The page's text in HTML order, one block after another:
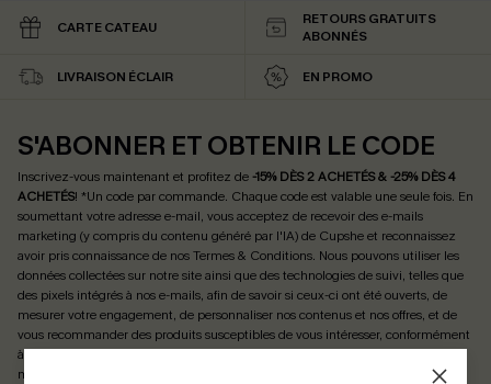
CARTE CATEAU
RETOURS GRATUITS
ABONNÉS
LIVRAISON ÉCLAIR EN PROMO
S'ABONNER ET OBTENIR LE CODE
Inscrivez-vous maintenant et profitez de-15% DÈS 2 ACHETÉS & -25% DÈS 4
ACHETÉS! *Un code par commande. Chaque code est valable une seule fois. En
soumettant votre adresse e-mail, vous acceptez de recevoir des e-mails
marketing (y compris du contenu généré par l'IA) de Cupshe et reconnaissez
avoir pris connaissance de nosTermes & Conditions. Nous pouvons utiliser les
données collectées sur notre site ainsi que des technologies de suivi, telles que
des pixels intégrés à nos e-mails, afin de savoir si ceux-ci ont été ouverts, de
mesurer votre engagement, de personnaliser nos contenus et nos offres, et de
vous recommander des produits susceptibles de vous intéresser, conformément
à notrePolitique de confidentialité. Vous pouvez vous désabonner à tout
moment.